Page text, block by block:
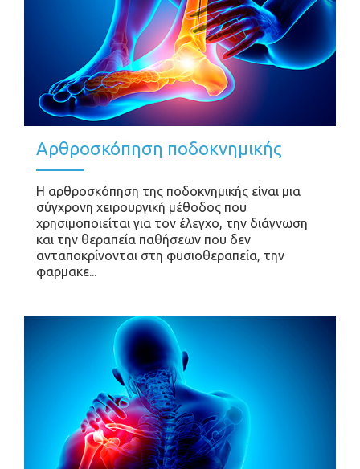
Αρθροσκόπηση ποδοκνημικής
Η αρθροσκόπηση της ποδοκνημικής είναι μια
σύγχρονη χειρουργική μέθοδος που
χρησιμοποιείται για τον έλεγχο, την διάγνωση
και την θεραπεία παθήσεων που δεν
ανταποκρίνονται στη φυσιοθεραπεία, την
φαρμακε...